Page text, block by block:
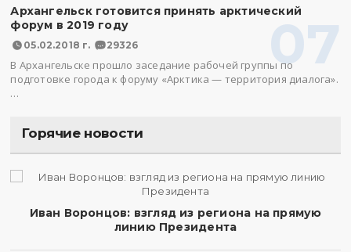
07
Архангельск готовится принять арктический
форум в 2019 году
05.02.2018 г. 29326
В Архангельске прошло заседание рабочей группы по
подготовке города к форуму «Арктика — территория диалога».
…
Горячие новости
Иван Воронцов: взгляд из региона на прямую
линию Президента